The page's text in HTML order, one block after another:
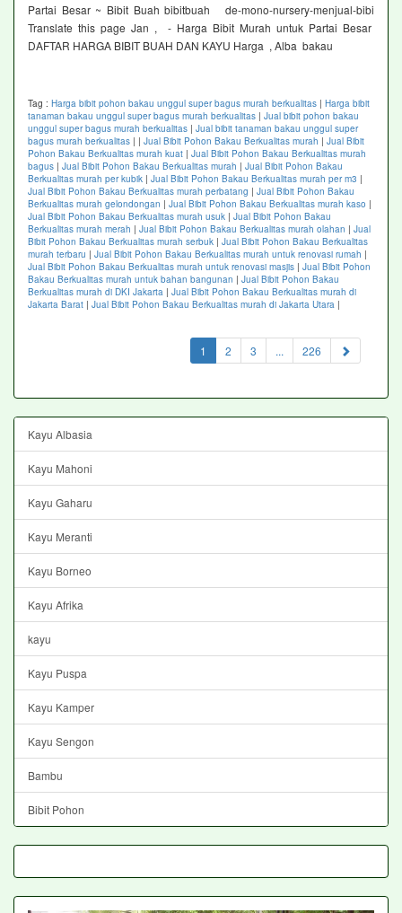
Partai Besar ~ Bibit Buah bibitbuah de-mono-nursery-menjual-bibi
Translate this page Jan , - Harga Bibit Murah untuk Partai Besar
DAFTAR HARGA BIBIT BUAH DAN KAYU Harga , Alba bakau
Tag : Harga bibit pohon bakau unggul super bagus murah berkualitas | Harga bibit
tanaman bakau unggul super bagus murah berkualitas | Jual bibit pohon bakau
unggul super bagus murah berkualitas | Jual bibit tanaman bakau unggul super
bagus murah berkualitas | | Jual Bibit Pohon Bakau Berkualitas murah | Jual Bibit
Pohon Bakau Berkualitas murah kuat | Jual Bibit Pohon Bakau Berkualitas murah
bagus | Jual Bibit Pohon Bakau Berkualitas murah | Jual Bibit Pohon Bakau
Berkualitas murah per kubik | Jual Bibit Pohon Bakau Berkualitas murah per m3 |
Jual Bibit Pohon Bakau Berkualitas murah perbatang | Jual Bibit Pohon Bakau
Berkualitas murah gelondongan | Jual Bibit Pohon Bakau Berkualitas murah kaso |
Jual Bibit Pohon Bakau Berkualitas murah usuk | Jual Bibit Pohon Bakau
Berkualitas murah merah | Jual Bibit Pohon Bakau Berkualitas murah olahan | Jual
Bibit Pohon Bakau Berkualitas murah serbuk | Jual Bibit Pohon Bakau Berkualitas
murah terbaru | Jual Bibit Pohon Bakau Berkualitas murah untuk renovasi rumah |
Jual Bibit Pohon Bakau Berkualitas murah untuk renovasi masjis | Jual Bibit Pohon
Bakau Berkualitas murah untuk bahan bangunan | Jual Bibit Pohon Bakau
Berkualitas murah di DKI Jakarta | Jual Bibit Pohon Bakau Berkualitas murah di
Jakarta Barat | Jual Bibit Pohon Bakau Berkualitas murah di Jakarta Utara |
1 (current)
2 3 ... 226
Kayu Albasia
Kayu Mahoni
Kayu Gaharu
Kayu Meranti
Kayu Borneo
Kayu Afrika
kayu
Kayu Puspa
Kayu Kamper
Kayu Sengon
Bambu
Bibit Pohon